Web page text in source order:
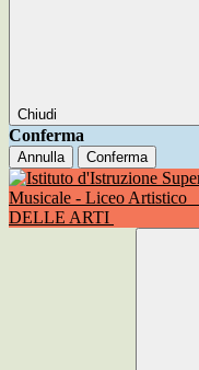
Chiudi
Conferma
Annulla Conferma
Musicale - Liceo Artistico
DELLE ARTI